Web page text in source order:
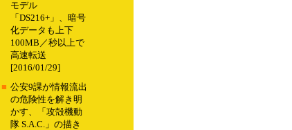
モデル
「DS216+」、暗号
化データも上下
100MB／秒以上で
高速転送
[2016/01/29]
■ 公安9課が情報流出
の危険性を解き明
かす、「攻殻機動
隊 S.A.C.」の描き